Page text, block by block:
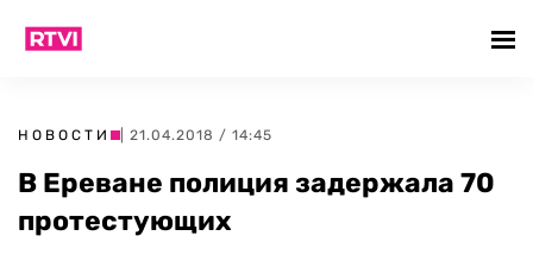
НОВОСТИ | 21.04.2018 / 14:45
В Ереване полиция задержала 70
протестующих